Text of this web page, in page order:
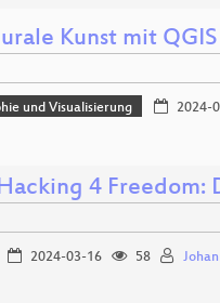
Kunst mit QGIS
und Visualisierung 2024-
4
2024-03-16 58